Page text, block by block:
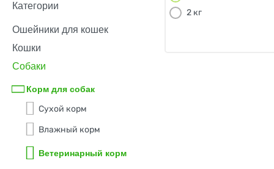
Заболевание почек
Контроль веса
Мочекаменная болезнь
Пищевая аллегия
Категории
Ошейники для кошек
Кошки
Собаки
Корм для собак
Сухой корм
Влажный корм
Ветеринарный корм
2 кг